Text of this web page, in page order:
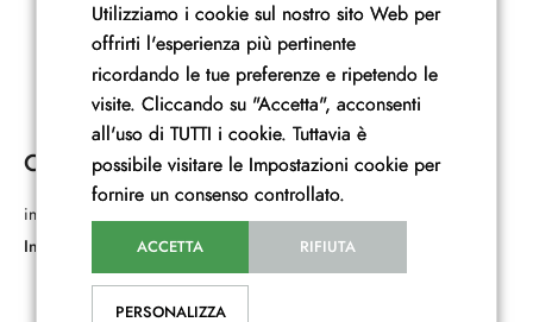
Contatti
info@stefaniacazzavillan.it
Invia una mail
Esplora
Chi Sono
I Miei Libri
Utilizziamo i cookie sul nostro sito Web per
offrirti l'esperienza più pertinente
ricordando le tue preferenze e ripetendo le
visite. Cliccando su "Accetta", acconsenti
all'uso di TUTTI i cookie. Tuttavia è
possibile visitare le Impostazioni cookie per
fornire un consenso controllato.
ACCETTA RIFIUTA
PERSONALIZZA